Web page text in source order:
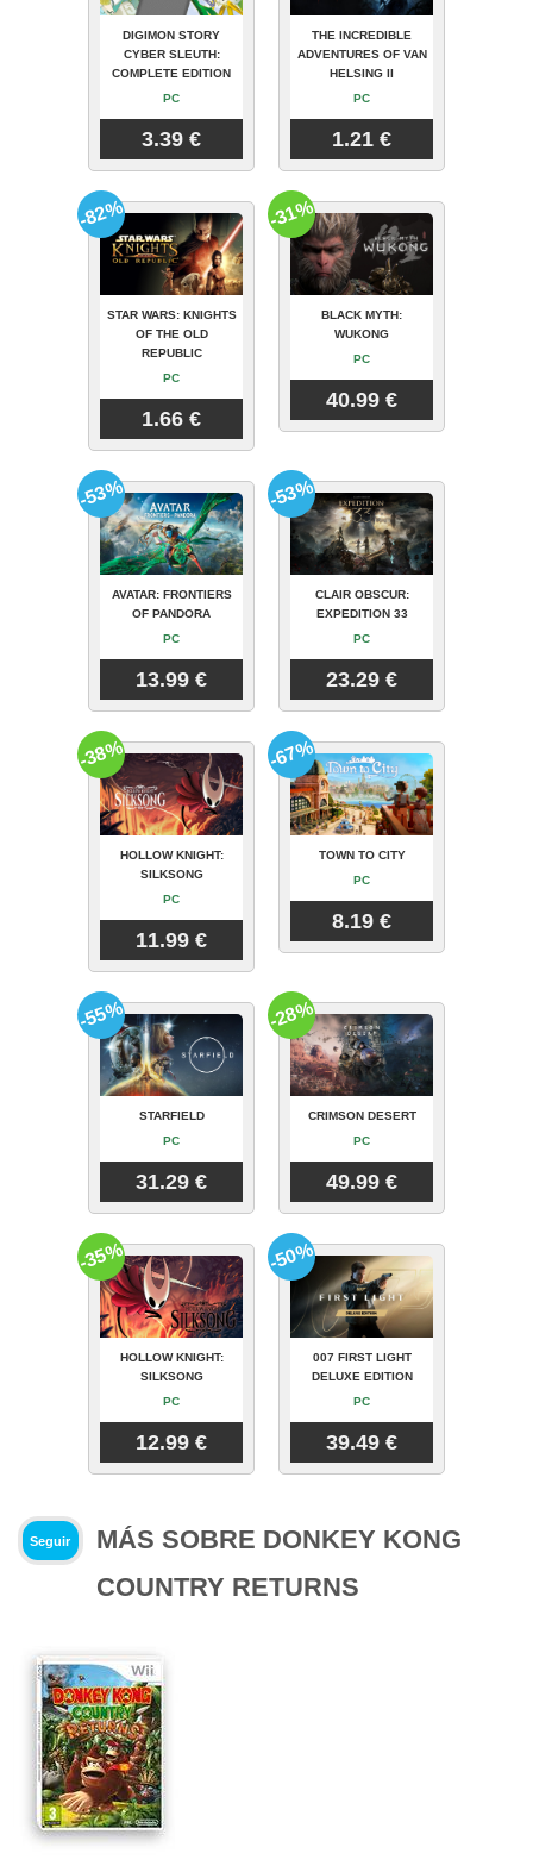
DIGIMON STORY
CYBER SLEUTH:
COMPLETE EDITION
PC
3.39 €
THE INCREDIBLE
ADVENTURES OF VAN
HELSING II
PC
1.21 €
STAR WARS: KNIGHTS
OF THE OLD
REPUBLIC
PC
1.66 €
-82%
BLACK MYTH:
WUKONG
PC
40.99 €
-31%
AVATAR: FRONTIERS
OF PANDORA
PC
13.99 €
-53%
CLAIR OBSCUR:
EXPEDITION 33
PC
23.29 €
-53%
HOLLOW KNIGHT:
SILKSONG
PC
11.99 €
-38%
TOWN TO CITY
PC
8.19 €
-67%
STARFIELD
PC
31.29 €
-55%
CRIMSON DESERT
PC
49.99 €
-28%
HOLLOW KNIGHT:
SILKSONG
PC
12.99 €
-35%
007 FIRST LIGHT
DELUXE EDITION
PC
39.49 €
-50%
Seguir
MÁS SOBRE DONKEY KONG
COUNTRY RETURNS